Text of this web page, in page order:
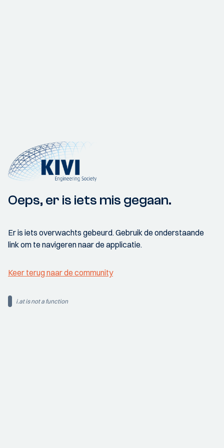
Oeps, er is iets mis gegaan.
Er is iets overwachts gebeurd. Gebruik de onderstaande
link om te navigeren naar de applicatie.
Keer terug naar de community
i.at is not a function